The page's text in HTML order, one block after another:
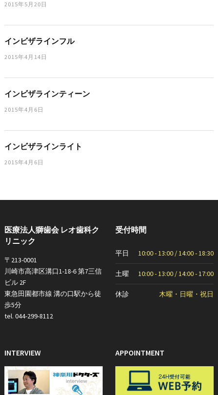
2015年5月20日
インビザラインフル
2015年4月14日
インビザラインティーン
2015年4月6日
インビザラインライト
2015年4月6日
医療法人獅歯会 レオ歯科ク
リニック
〒213-0001
川崎市高津区溝口1-18-6 第7三信
ビル 2F
東急田園都市線 溝の口駅から徒
歩5分
tel. 044-299-8112
受付時間
平日 10:00 - 13:00 / 14:00 - 18:30
土曜 10:00 - 13:00 / 14:00 - 17:00
休診 木曜・日曜・祝日
INTERVIEW APPOINTMENT